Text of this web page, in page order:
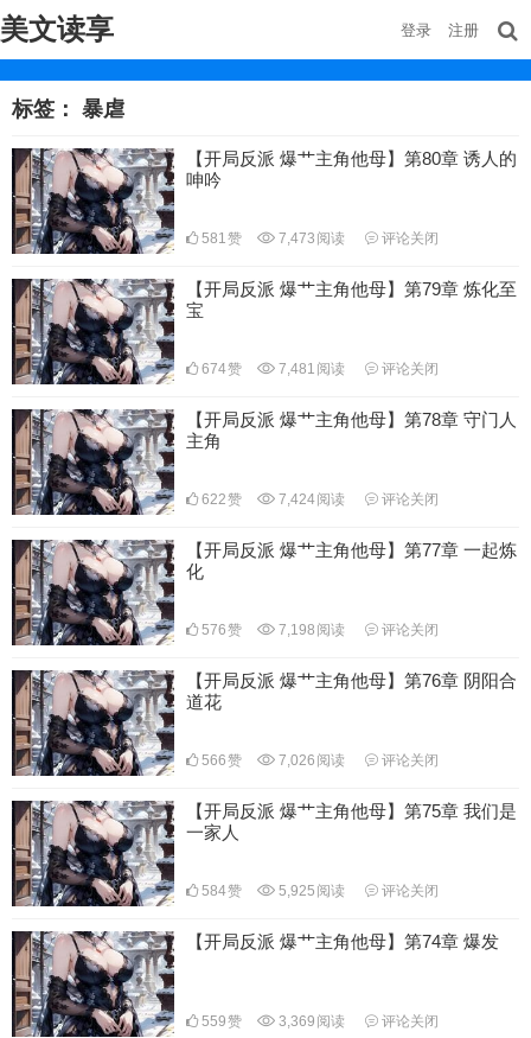
美文读享 登录 注册
标签： 暴虐
【开局反派 爆艹主角他母】第80章 诱人的
呻吟
581赞 7,473 阅读 评论关闭
【开局反派 爆艹主角他母】第79章 炼化至
宝
674赞 7,481 阅读 评论关闭
【开局反派 爆艹主角他母】第78章 守门人
主角
622赞 7,424阅读 评论关闭
【开局反派 爆艹主角他母】第77章 一起炼
化
576赞 7,198 阅读 评论关闭
【开局反派 爆艹主角他母】第76章 阴阳合
道花
566赞 7,026 阅读 评论关闭
【开局反派 爆艹主角他母】第75章 我们是
一家人
584赞 5,925 阅读 评论关闭
【开局反派 爆艹主角他母】第74章 爆发
559赞 3,369 阅读 评论关闭